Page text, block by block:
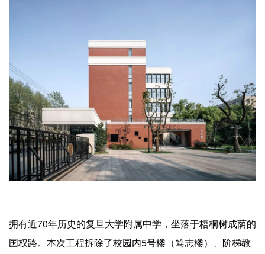
拥有近70年历史的复旦大学附属中学，坐落于梧桐树成荫的
国权路。本次工程拆除了校园内5号楼（笃志楼）、阶梯教